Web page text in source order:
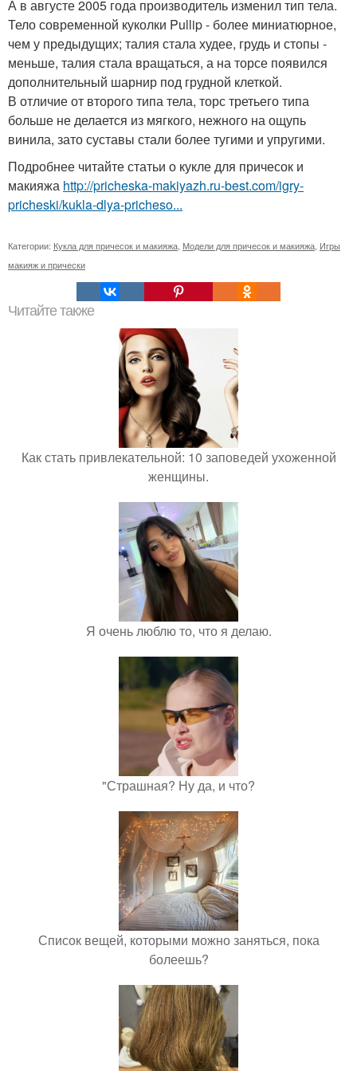
А в августе 2005 года производитель изменил тип тела.
Тело современной куколки Pullip - более миниатюрное,
чем у предыдущих; талия стала худее, грудь и стопы -
меньше, талия стала вращаться, а на торсе появился
дополнительный шарнир под грудной клеткой.
В отличие от второго типа тела, торс третьего типа
больше не делается из мягкого, нежного на ощупь
винила, зато суставы стали более тугими и упругими.
Подробнее читайте статьи о кукле для причесок и
макияжа http://pricheska-makiyazh.ru-best.com/igry-
pricheski/kukla-dlya-pricheso...
Категории: Кукла для причесок и макияжа, Модели для причесок и макияжа, Игры
макияж и прически
Читайте также
Как стать привлекательной: 10 заповедей ухоженной
женщины.
Я очень люблю то, что я делаю.
"Страшная? Ну да, и что?
Список вещей, которыми можно заняться, пока
болеешь?